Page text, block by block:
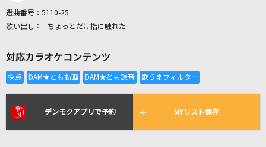
全国りれき
リアルタイムで歌われている曲の一覧
選曲番号： 5110-25
ちょっとだけ指に触れた
対応カラオケコンテンツ
デンモクアプリで予約 MYリスト保存